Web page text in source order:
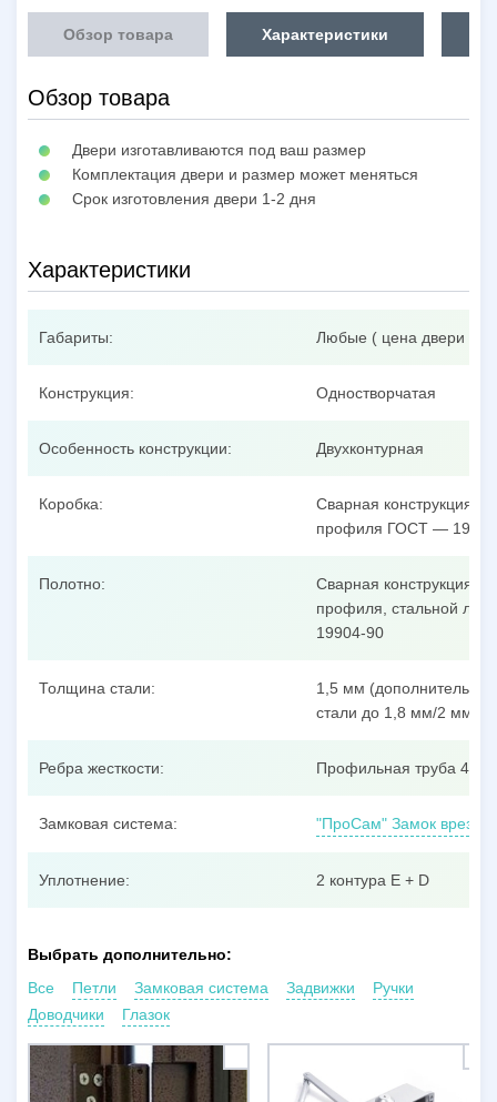
Обзор товара Характеристики
Обзор товара
Двери изготавливаются под ваш размер
Комплектация двери и размер может меняться
Срок изготовления двери 1-2 дня
Характеристики
Габариты: Любые ( цена двери
Конструкция: Одностворчатая
Особенность конструкции: Двухконтурная
Коробка:
Сварная конструкция из
профиля ГОСТ —
Полотно:
Сварная конструкция из
профиля, стальной
19904-90
Толщина стали:
1,5 мм
стали до 1,8 мм/2 мм/3
Ребра жесткости: Профильная труба
Замковая система: "ПроСам" Замок
Уплотнение: 2 контура E + D
Выбрать дополнительно:
Все
Петли Замковая система Задвижки
Ручки
Доводчики
Глазок